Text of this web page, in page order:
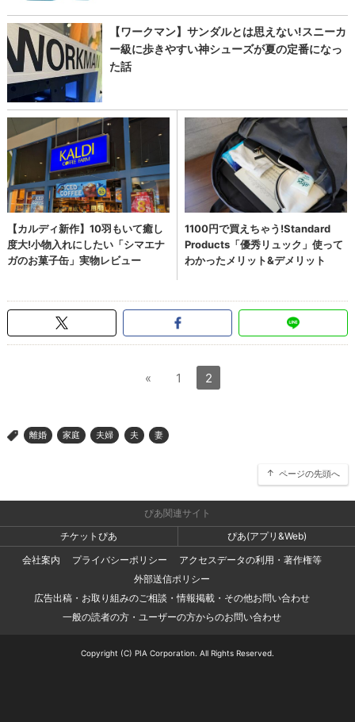
« 1 2
> 離婚 家庭 夫婦 夫 妻
ページの先頭へ
ぴあ関連サイト
チケットぴあ
ぴあ(アプリ&Web)
会社案内
プライバシーポリシー
アクセスデータの利用・著作権等
外部送信ポリシー
広告出稿・お取り組みのご相談・情報掲載・その他お問い合わせ
一般の読者の方・ユーザーの方からのお問い合わせ
Copyright (C) PIA Corporation. All Rights Reserved.